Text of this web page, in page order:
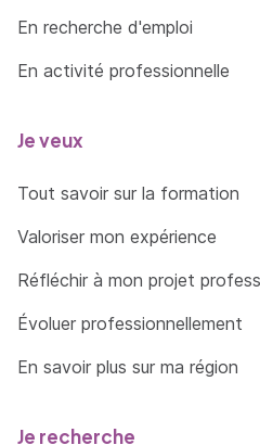
En recherche d'emploi
En activité professionnelle
Je veux
Tout savoir sur la formation
Valoriser mon expérience
Réfléchir à mon projet
Évoluer professionnellement
En savoir plus sur ma région
Je recherche